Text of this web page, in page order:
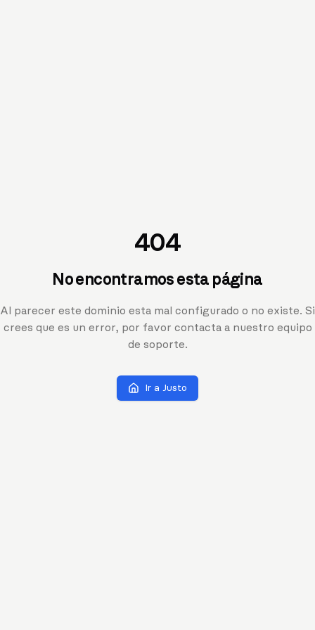
404
No encontramos esta página
Al parecer este dominio esta mal configurado o no existe. Si
crees que es un error, por favor contacta a nuestro equipo
de soporte.
Ir a Justo